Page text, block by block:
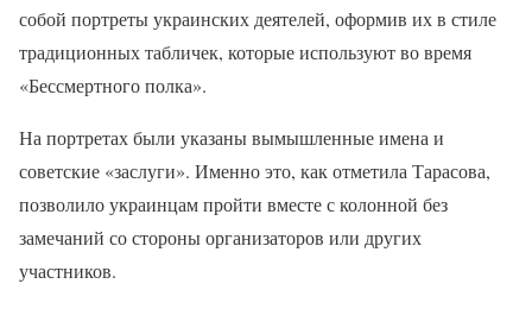
собой портреты украинских деятелей, оформив их в стиле
традиционных табличек, которые используют во время
«Бессмертного полка».
На портретах были указаны вымышленные имена и
советские «заслуги». Именно это, как отметила Тарасова,
позволило украинцам пройти вместе с колонной без
замечаний со стороны организаторов или других
участников.